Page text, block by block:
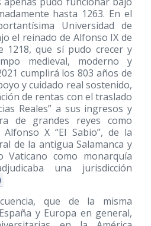
hasta 1263. En el
Universidad de
el reinado de Alfonso IX de
1218, que sí pudo crecer y
medieval, moderno y
cumplirá los 803 años de
y cuidado real sostenido,
de rentas con el traslado
Reales” a sus ingresos y
de grandes reyes como
X “El Sabio”, de la
de la antigua Salamanca y
como monarquía
una jurisdicción
que de la misma
y Europa en general,